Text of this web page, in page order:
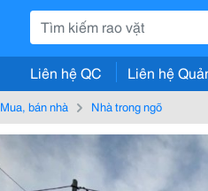
Liên hệ QC Liên hệ
Mua, bán nhà Nhà trong ngõ